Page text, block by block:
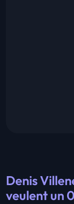
Denis
veulent un